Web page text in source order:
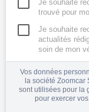
Je souhaite
trouvé pour
Je souhaite
actualités
soin de mon
Vos données
la société Zoomcar
sont utilisées pour la
pour exercer